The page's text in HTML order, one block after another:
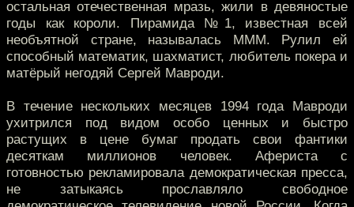
остальная отечественная мразь, жили в девяностые
годы как короли. Пирамида №1, известная всей
необъятной стране, называлась МММ. Рулил ей
способный математик, шахматист, любитель покера и
матёрый негодяй Сергей Мавроди.
В течение нескольких месяцев 1994 года Мавроди
ухитрился под видом особо ценных и быстро
растущих в цене бумаг продать свои фантики
десяткам миллионов человек. Афериста с
готовностью рекламировала демократическая пресса,
не затыкаясь прославляло свободное